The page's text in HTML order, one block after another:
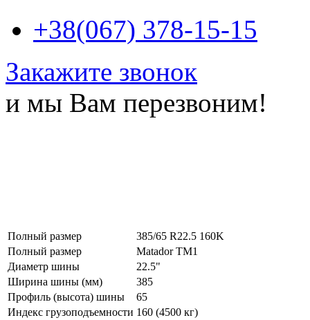
+38(067) 378-15-15
Закажите звонок
и мы Вам перезвоним!
Полный размер
385/65 R22.5 160K
Полный размер
Matador TM1
Диаметр шины
22.5"
Ширина шины (мм)
385
Профиль (высота) шины
65
Индекс грузоподъемности 160 (4500 кг)